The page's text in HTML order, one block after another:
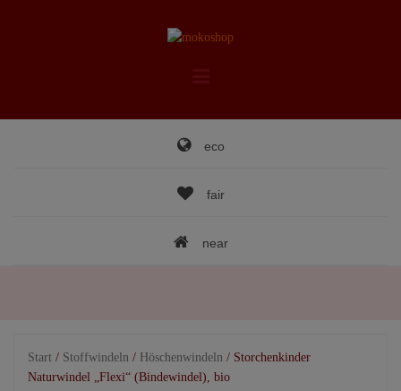
eco
fair
near
Start / Stoffwindeln / Höschenwindeln / Storchenkinder
Naturwindel „Flexi“ (Bindewindel), bio